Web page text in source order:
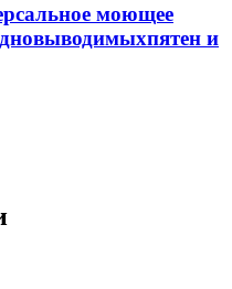
моющее
и